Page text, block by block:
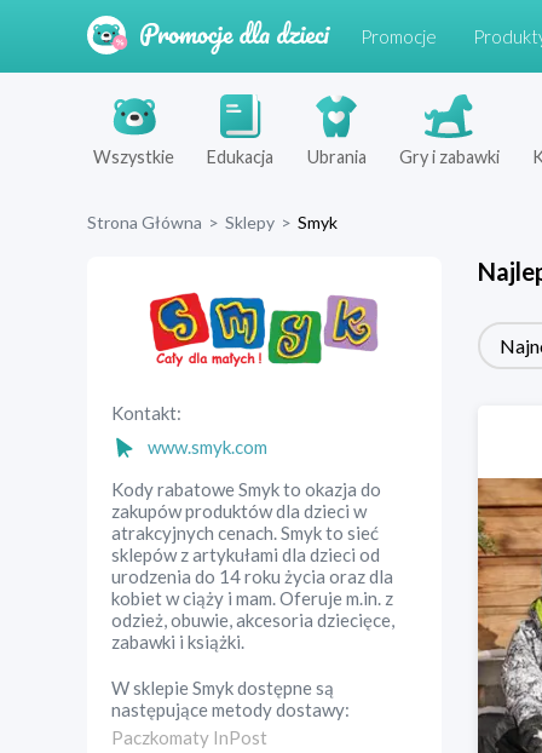
Promocje
Wszystkie Edukacja Ubrania Gry i zabawki
Strona Główna > Sklepy > Smyk
Kontakt:
www.smyk.com
Kody rabatowe Smyk to okazja do
zakupów produktów dla dzieci w
atrakcyjnych cenach. Smyk to sieć
sklepów z artykułami dla dzieci od
urodzenia do 14 roku życia oraz dla
kobiet w ciąży i mam. Oferuje m.in. z
odzież, obuwie, akcesoria dziecięce,
zabawki i książki.
W sklepieSmykdostępne są
następujące metody dostawy:
Paczkomaty InPost